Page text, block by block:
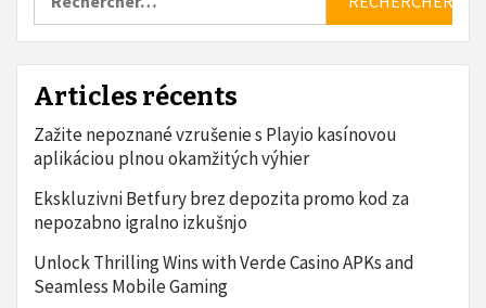
Articles récents
Zažite nepoznané vzrušenie s Playio kasínovou
aplikáciou plnou okamžitých výhier
Ekskluzivni Betfury brez depozita promo kod za
nepozabno igralno izkušnjo
Unlock Thrilling Wins with Verde Casino APKs and
Seamless Mobile Gaming